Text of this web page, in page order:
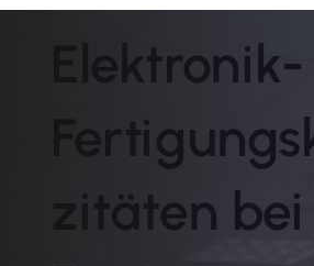
Elektronik-
zitäten bei